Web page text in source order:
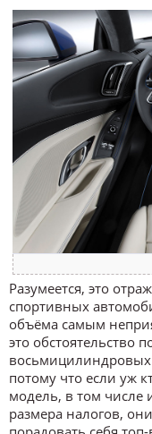
Разумеется, это
спортивных
объёма самым
это обстоятельство
восьмицилиндровых
потому что если уж
модель, в том числе
размера налогов,